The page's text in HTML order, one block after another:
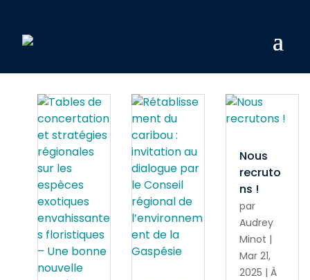
Nous
recruto
ns !
par
Audrey
Minot |
Mar 21,
2025 |À